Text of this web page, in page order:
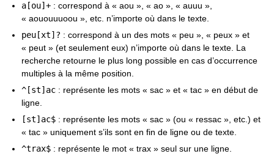
a[ou]+ : correspond à « aou », « ao », « auuu »,
« aououuuoou », etc. n’importe où dans le texte.
peu[xt]? : correspond à un des mots « peu », « peux » et
« peut » (et seulement eux) n’importe où dans le texte. La
recherche retourne le plus long possible en cas d’occurrence
multiples à la même position.
^[st]ac : représente les mots « sac » et « tac » en début de
ligne.
[st]ac$ : représente les mots « sac » (ou « ressac », etc.) et
« tac » uniquement s’ils sont en fin de ligne ou de texte.
^trax$ : représente le mot « trax » seul sur une ligne.